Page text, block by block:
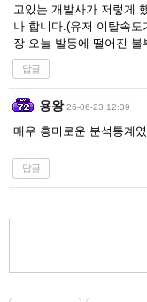
고있는 개발사가 저렇게
나 합니다.(유저 이탈속
장 오늘 발등에 떨어진
답글
용왕 26-06-23 12:39
매우 흥미로운 분석통계
답글